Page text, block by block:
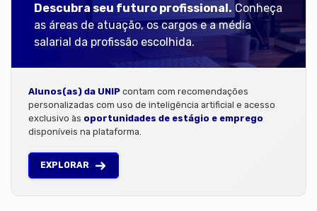
Descubra seu futuro profissional. Conheça
as áreas de atuação, os cargos e a média
salarial da profissão escolhida.
Alunos(as) da UNIP contam com recomendações
personalizadas com uso de inteligência artificial e acesso
exclusivo às oportunidades de estágio e emprego
disponíveis na plataforma.
EXPLORAR